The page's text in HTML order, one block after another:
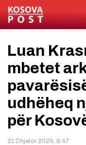
Luan
mbetet
udhëheq
për
21 Dhjetor 2025, 8:47